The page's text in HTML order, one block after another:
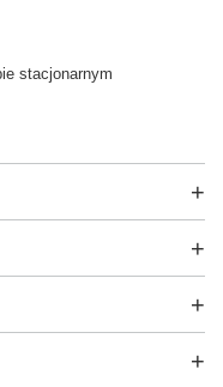
stacjonarnym